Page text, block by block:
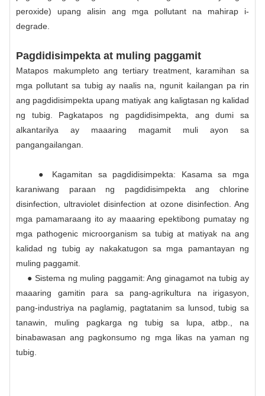
peroxide) upang alisin ang mga pollutant na mahirap i-
degrade.
Pagdidisimpekta at muling paggamit
Matapos makumpleto ang tertiary treatment, karamihan sa
mga pollutant sa tubig ay naalis na, ngunit kailangan pa rin
ang pagdidisimpekta upang matiyak ang kaligtasan ng kalidad
ng tubig. Pagkatapos ng pagdidisimpekta, ang dumi sa
alkantarilya ay maaaring magamit muli ayon sa
pangangailangan.
● Kagamitan sa pagdidisimpekta: Kasama sa mga
karaniwang paraan ng pagdidisimpekta ang chlorine
disinfection, ultraviolet disinfection at ozone disinfection. Ang
mga pamamaraang ito ay maaaring epektibong pumatay ng
mga pathogenic microorganism sa tubig at matiyak na ang
kalidad ng tubig ay nakakatugon sa mga pamantayan ng
muling paggamit.
● Sistema ng muling paggamit: Ang ginagamot na tubig ay
maaaring gamitin para sa pang-agrikultura na irigasyon,
pang-industriya na paglamig, pagtatanim sa lunsod, tubig sa
tanawin, muling pagkarga ng tubig sa lupa, atbp., na
binabawasan ang pagkonsumo ng mga likas na yaman ng
tubig.